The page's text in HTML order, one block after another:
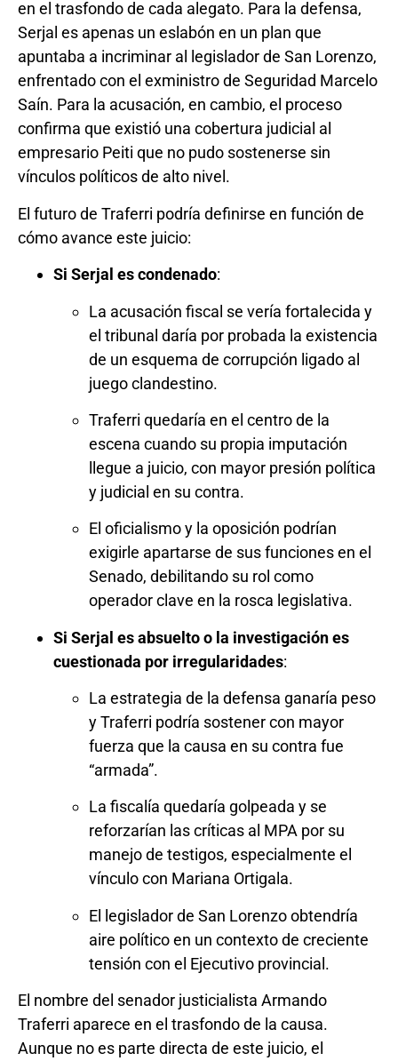
en el trasfondo de cada alegato. Para la defensa,
Serjal es apenas un eslabón en un plan que
apuntaba a incriminar al legislador de San Lorenzo,
enfrentado con el exministro de Seguridad Marcelo
Saín. Para la acusación, en cambio, el proceso
confirma que existió una cobertura judicial al
empresario Peiti que no pudo sostenerse sin
vínculos políticos de alto nivel.
El futuro de Traferri podría definirse en función de
cómo avance este juicio:
Si Serjal es condenado:
La acusación fiscal se vería fortalecida y
el tribunal daría por probada la existencia
de un esquema de corrupción ligado al
juego clandestino.
Traferri quedaría en el centro de la
escena cuando su propia imputación
llegue a juicio, con mayor presión política
y judicial en su contra.
El oficialismo y la oposición podrían
exigirle apartarse de sus funciones en el
Senado, debilitando su rol como
operador clave en la rosca legislativa.
Si Serjal es absuelto o la investigación es
cuestionada por irregularidades:
La estrategia de la defensa ganaría peso
y Traferri podría sostener con mayor
fuerza que la causa en su contra fue
“armada”.
La fiscalía quedaría golpeada y se
reforzarían las críticas al MPA por su
manejo de testigos, especialmente el
vínculo con Mariana Ortigala.
El legislador de San Lorenzo obtendría
aire político en un contexto de creciente
tensión con el Ejecutivo provincial.
El nombre del senador justicialista Armando
Traferri aparece en el trasfondo de la causa.
Aunque no es parte directa de este juicio, el